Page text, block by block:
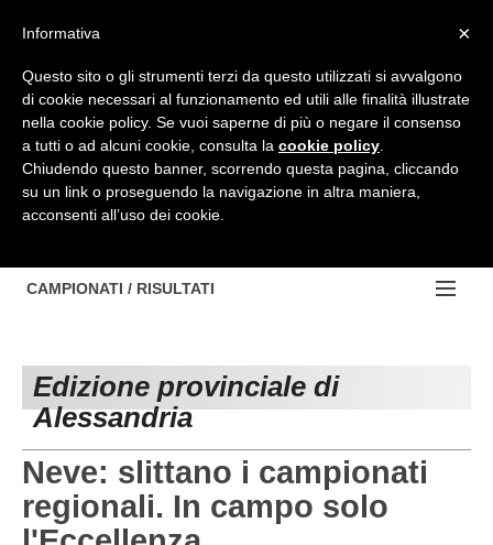
HOME
BACHECA
PROVINCE
TORINO
PINEROLO
CUNEO
ALESSANDRIA
NOVARA
NOTIZIE:
APPROFONDIMENTO
NAZIONALI
DILETTANTI
GIOVANILI
CAMPIONATI / RISULTATI
NAZIONALI
REGIONALI
Edizione provinciale di
Alessandria
Neve: slittano i campionati
regionali. In campo solo
×
Informativa
Questo sito o gli strumenti terzi da questo utilizzati si avvalgono
di cookie necessari al funzionamento ed utili alle finalità illustrate
nella cookie policy. Se vuoi saperne di più o negare il consenso
a tutti o ad alcuni cookie, consulta la cookie policy
Chiudendo questo banner, scorrendo questa pagina, cliccando
su un link o proseguendo la navigazione in altra maniera,
acconsenti all’uso dei cookie.